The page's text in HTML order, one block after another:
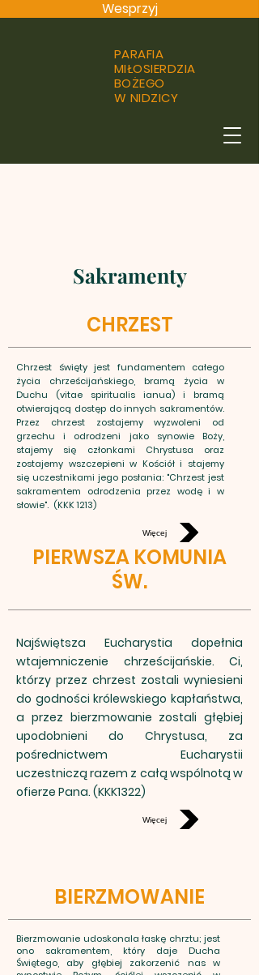
Wesprzyj
PARAFIA
MIŁOSIERDZIA
BOŻEGO
W NIDZICY
Sakramenty
CHRZEST
Chrzest święty jest fundamentem całego
życia chrześcijańskiego, bramą życia w
Duchu (vitae spiritualis ianua) i bramą
otwierającą dostęp do innych sakramentów.
Przez chrzest zostajemy wyzwoleni od
grzechu i odrodzeni jako synowie Boży,
stajemy się członkami Chrystusa oraz
zostajemy wszczepieni w Kościół i stajemy
się uczestnikami jego posłania: "Chrzest jest
sakramentem odrodzenia przez wodę i w
słowie". (KKK 1213)
Więcej
PIERWSZA KOMUNIA
ŚW.
Najświętsza Eucharystia dopełnia
wtajemniczenie chrześcijańskie. Ci,
którzy przez chrzest zostali wyniesieni
do godności królewskiego kapłaństwa,
a przez bierzmowanie zostali głębiej
upodobnieni do Chrystusa, za
pośrednictwem Eucharystii
uczestniczą razem z całą wspólnotą w
ofierze Pana. (KKK1322)
Więcej
BIERZMOWANIE
Bierzmowanie udoskonala łaskę chrztu; jest
ono sakramentem, który daje Ducha
Świętego, aby głębiej zakorzenić nas w